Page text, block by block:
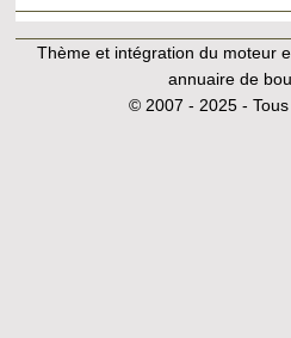
Thème et intégration du moteur
annuaire de
© 2007 - 2025 -